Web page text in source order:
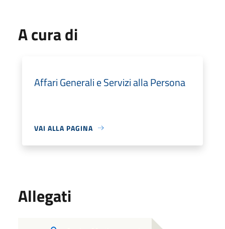
A cura di
Affari Generali e Servizi alla Persona
VAI ALLA PAGINA
Allegati